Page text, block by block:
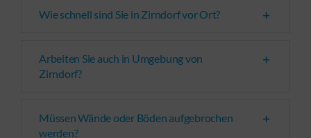
Wie schnell sind Sie in Zirndorf vor Ort?
Arbeiten Sie auch in Umgebung von
Zirndorf?
Müssen Wände oder Böden aufgebrochen
werden?